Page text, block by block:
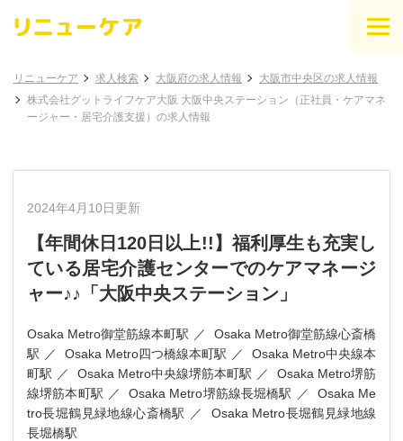
リニューケア 求人検索 大阪府の求人情報
大阪市中央区の求人情報
株式会社グットライフケア大阪 大阪中央ステーション（正社員・ケアマネ
ージャー・居宅介護支援）の求人情報
2024年4月10日更新
【年間休日120日以上!!】福利厚生も充実し
ている居宅介護センターでのケアマネージ
ャー♪♪「大阪中央ステーション」
Osaka Metro御堂筋線本町駅
Osaka Metro御堂筋線心斎橋
駅
Osaka Metro四つ橋線本町駅
Osaka Metro中央線本
町駅
Osaka Metro中央線堺筋本町駅
Osaka Metro堺筋
線堺筋本町駅
Osaka Metro堺筋線長堀橋駅
Osaka Me
tro長堀鶴見緑地線心斎橋駅
Osaka Metro長堀鶴見緑地線
長堀橋駅